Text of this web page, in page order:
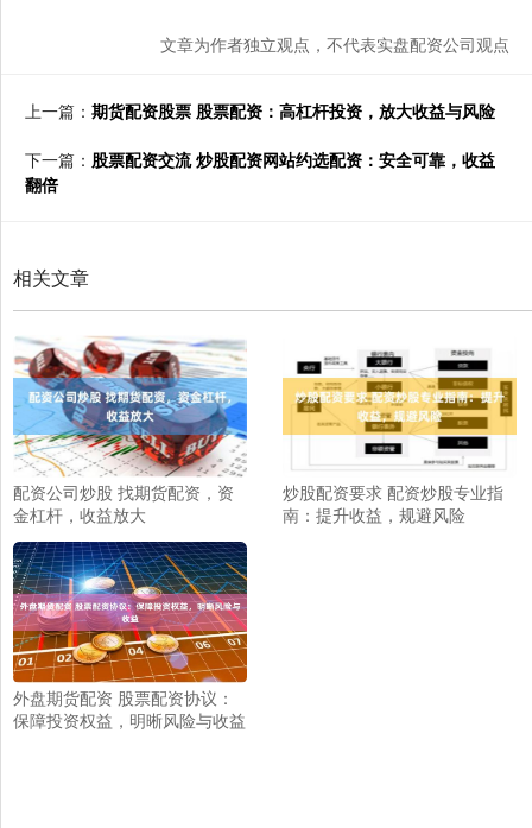
文章为作者独立观点，不代表实盘配资公司观点
上一篇： 期货配资股票 股票配资：高杠杆投资，放大收益与风险
下一篇： 股票配资交流 炒股配资网站约选配资：安全可靠，收益
翻倍
相关文章
配资公司炒股 找期货配资，资
金杠杆，收益放大
炒股配资要求 配资炒股专业指
南：提升收益，规避风险
外盘期货配资 股票配资协议：
保障投资权益，明晰风险与收益